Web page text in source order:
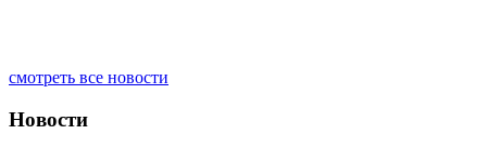
смотреть все новости
Новости